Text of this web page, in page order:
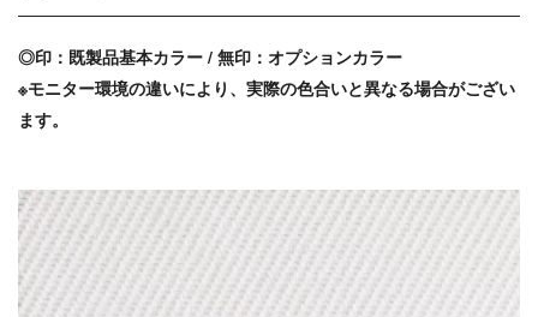
◎印：既製品基本カラー / 無印：オプションカラー
※モニター環境の違いにより、実際の色合いと異なる場合がござい
ます。